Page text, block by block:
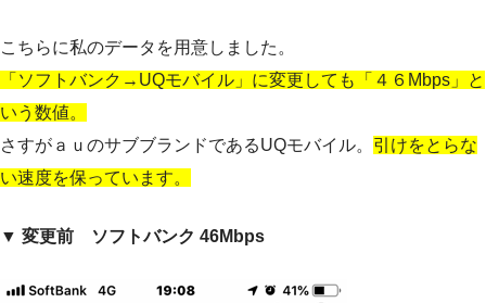
こちらに私のデータを用意しました。
「ソフトバンク→UQモバイル」に変更しても「４６Mbps」と
いう数値。
さすがａｕのサブブランドであるUQモバイル。 引けをとらな
い速度を保っています。
▼ 変更前 ソフトバンク 46Mbps